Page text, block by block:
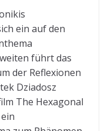
ein auf den
führt das
der Reflexionen
Dziadosz
The Hexagonal